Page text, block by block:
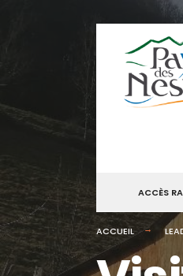
ACCÈS
ACCUEIL